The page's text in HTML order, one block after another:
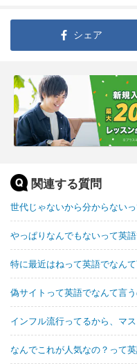
シェア
関連する質問
世代じゃないから分からない
やっぱりなんでもないって英
特に最近はねって英語でなん
偽サイトって英語でなんて言う
インフル流行ってるから、マ
なんでこれが人気なの？って